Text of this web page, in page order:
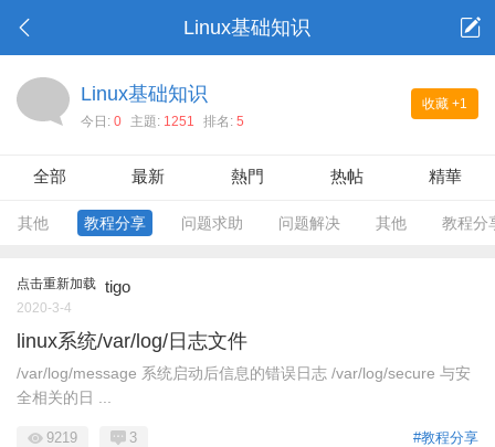
Linux基础知识
收藏 +1
Linux基础知识
今日: 0 主題: 1251 排名: 5
全部 最新 熱門 热帖 精華
其他 教程分享 问题求助 问题解决 其他 教程分
点击重新加载 tigo
2020-3-4
linux系统/var/log/日志文件
/var/log/message 系统启动后信息的错误日志 /var/log/secure 与安
全相关的日 ...
#教程分享
9219 3